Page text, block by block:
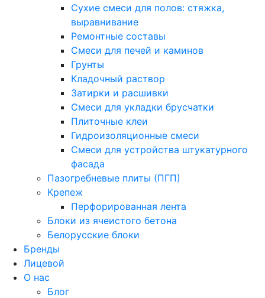
Сухие смеси для полов: стяжка,
выравнивание
Ремонтные составы
Смеси для печей и каминов
Грунты
Кладочный раствор
Затирки и расшивки
Смеси для укладки брусчатки
Плиточные клеи
Гидроизоляционные смеси
Смеси для устройства штукатурного
фасада
Пазогребневые плиты (ПГП)
Крепеж
Перфорированная лента
Блоки из ячеистого бетона
Белорусские блоки
Бренды
Лицевой
О нас
Блог